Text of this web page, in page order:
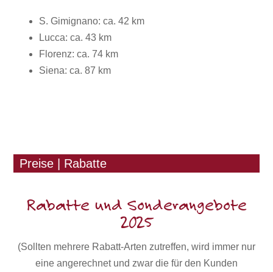
S. Gimignano: ca. 42 km
Lucca: ca. 43 km
Florenz: ca. 74 km
Siena: ca. 87 km
Preise | Rabatte
Rabatte und Sonderangebote
2025
(Sollten mehrere Rabatt-Arten zutreffen, wird immer nur
eine angerechnet und zwar die für den Kunden